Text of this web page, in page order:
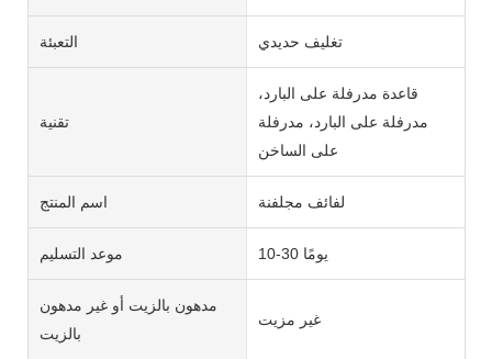
التعبئة تغليف حديدي
تقنية
قاعدة مدرفلة على البارد،
مدرفلة على البارد، مدرفلة
على الساخن
اسم المنتج لفائف مجلفنة
موعد التسليم 10-30 يومًا
مدهون بالزيت أو غير مدهون
بالزيت
غير مزيت